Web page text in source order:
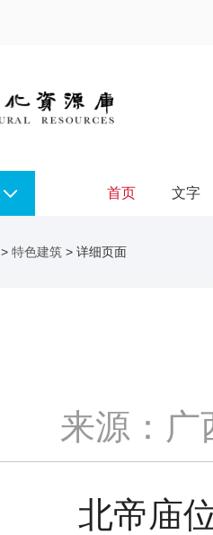
首页 文字
> 特色建筑 > 详细页面
来源：广
北帝庙位